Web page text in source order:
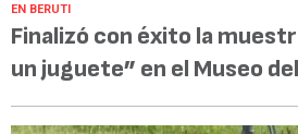
EN BERUTI
Finalizó con éxito la
un juguete” en el Museo